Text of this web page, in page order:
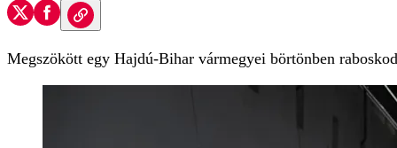
Megszökött egy Hajdú-Bihar vármegyei börtönben